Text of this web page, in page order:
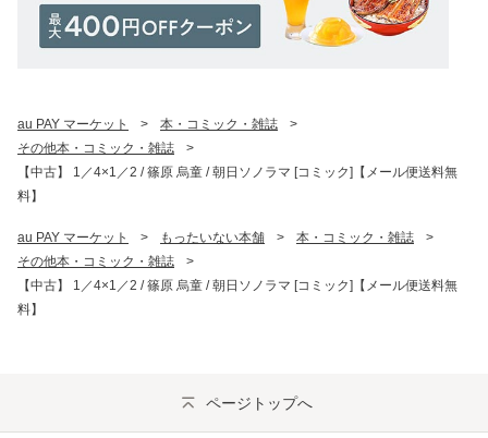
au PAY マーケット > 本・コミック・雑誌
>
その他本・コミック・雑誌
>
【中古】 1／4×1／2 / 篠原 烏童 / 朝日ソノラマ [コミック]【メール便送料無
料】
au PAY マーケット > もったいない本舗 > 本・コミック・雑誌
>
その他本・コミック・雑誌
>
【中古】 1／4×1／2 / 篠原 烏童 / 朝日ソノラマ [コミック]【メール便送料無
料】
ページトップへ